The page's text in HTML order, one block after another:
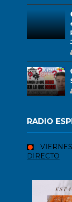
RADIO
DIRECTO